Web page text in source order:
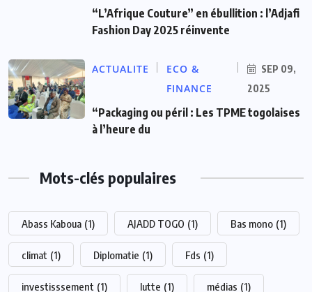
“L’Afrique Couture” en ébullition : l’Adjafi
Fashion Day 2025 réinvente
ACTUALITE
ECO &
FINANCE
SEP 09,
2025
“Packaging ou péril : Les TPME togolaises
à l’heure du
Mots-clés populaires
Abass Kaboua (1) AJADD TOGO (1) Bas mono (1)
climat (1) Diplomatie (1) Fds (1)
investisssement (1) lutte (1) médias (1)